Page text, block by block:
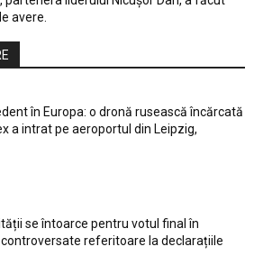
avere.
în Europa: o dronă rusească încărcată
a intrat pe aeroportul din Leipzig,
se întoarce pentru votul final în
referitoare la declarațiile